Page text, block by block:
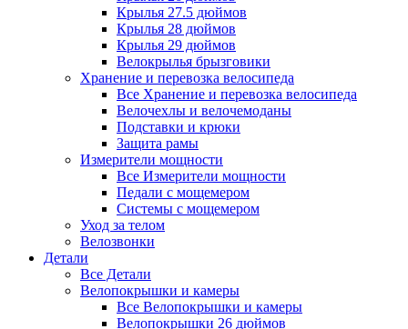
Крылья 27.5 дюймов
Крылья 28 дюймов
Крылья 29 дюймов
Велокрылья брызговики
Хранение и перевозка велосипеда
Все Хранение и перевозка велосипеда
Велочехлы и велочемоданы
Подставки и крюки
Защита рамы
Измерители мощности
Все Измерители мощности
Педали с мощемером
Системы с мощемером
Уход за телом
Велозвонки
Детали
Все Детали
Велопокрышки и камеры
Все Велопокрышки и камеры
Велопокрышки 26 дюймов